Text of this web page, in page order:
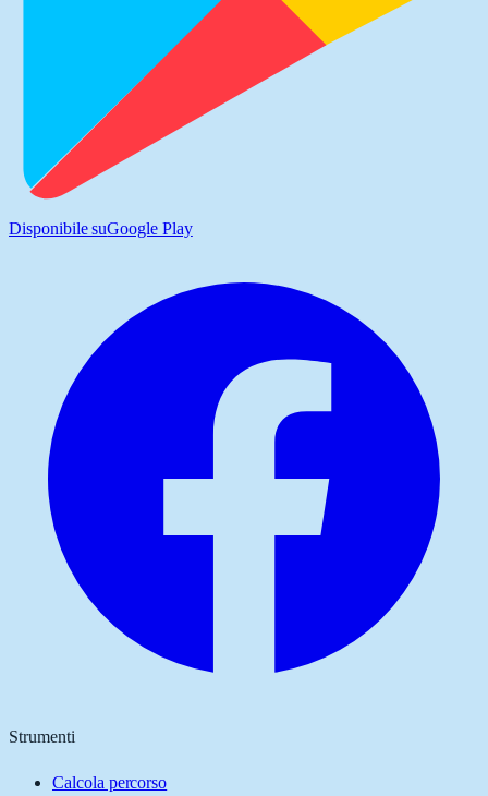
Disponibile suGoogle Play
Strumenti
Calcola percorso